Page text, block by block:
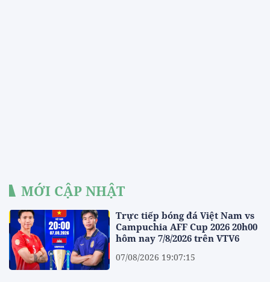
MỚI CẬP NHẬT
Trực tiếp bóng đá Việt Nam vs
Campuchia AFF Cup 2026 20h00
hôm nay 7/8/2026 trên VTV6
07/08/2026 19:07:15